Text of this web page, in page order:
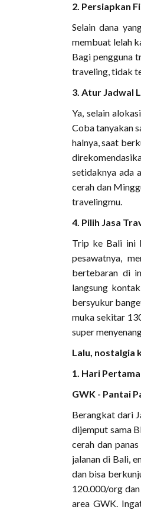
2. Persiapkan
Selain dana
membuat lelah
Bagi pengguna
traveling, tidak
3. Atur Jadwal
Ya, selain
Coba tanyakan
halnya, saat
setidaknya ada
cerah dan
travelingmu.
4. Pilih Jasa
Trip ke Bali ini
pesawatnya,
bertebaran di
langsung
bersyukur
muka sekitar
super
Lalu, nostalgia
1. Hari
GWK - Pantai
Berangkat dari
dijemput sama
cerah dan
jalanan di Bali,
dan bisa
120.000/org
area GWK.